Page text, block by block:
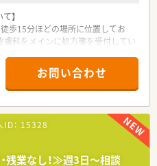
】
歩15分ほどの場所に位置してお
膚科をメインに処方箋を受付してい
～200枚程度となっており、常時
でスピーディーに対応していま
ているため応需科目の大半が皮膚
い知識をじっくりと深められる環境
お問い合わせ
： 15328
残業なし！≫週3日～相談